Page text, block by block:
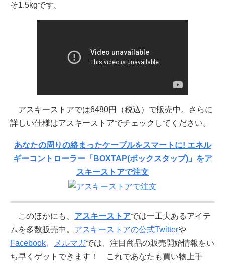
そ1.5kgです。
アスキーストアでは6480円（税込）で販売中。さらに
詳しい仕様はアスキーストアでチェックしてください。
あなたの周りの絡まったケーブルをスマートに! エネル
ギーコントローラー「BOXTAP(ボックスタップ)」をア
スキーストアで注文
このほかにも、 アスキーストアでは一工夫あるアイテ
ムを多数販売中。 アスキーストアの公式Twitterや
Facebook
メルマガでは、注目商品の販売開始情報をい
ち早くゲットできます！ これであなたも買い物上手